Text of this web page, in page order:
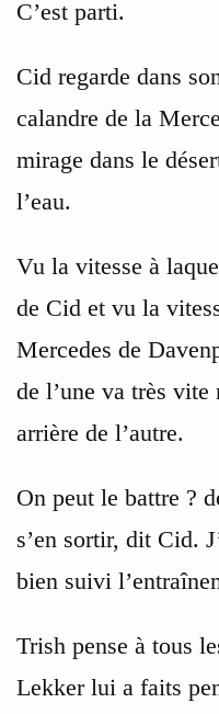
C’est parti.
Cid regarde dans
calandre de la
mirage dans le
l’eau.
Vu la vitesse à
de Cid et vu la
Mercedes de
de l’une va très
arrière de l’autre.
On peut le battre ?
s’en sortir, dit Cid.
bien suivi
Trish pense à tous
Lekker lui a faits